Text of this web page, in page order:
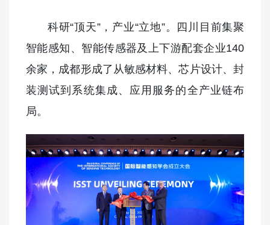
科研“顶天”，产业“立地”。四川目前集聚
智能感知、智能传感器及上下游配套企业140
余家，成都形成了从敏感材料、芯片设计、封
装测试到系统集成、应用服务的全产业链布
局。